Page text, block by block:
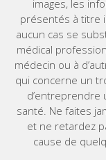
images, les
présentés à titre
aucun cas se
médical
médecin ou à
qui concerne un
d’entreprendre
santé. Ne faites
et ne retardez
cause de